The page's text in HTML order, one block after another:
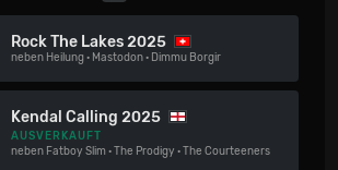
Rock The Lakes 2025
neben Heilung· Mastodon· Dimmu Borgir
Kendal Calling 2025
AUSVERKAUFT
neben Fatboy Slim ·The Prodigy ·The Courteeners